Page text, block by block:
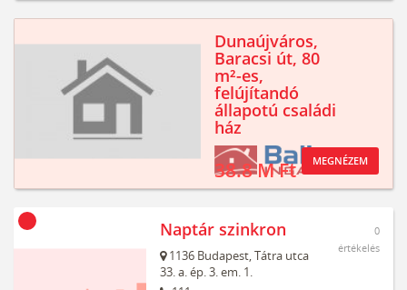
Dunaújváros,
Baracsi út, 80
m²-es,
felújítandó
állapotú családi
ház
38.8 M Ft MEGNÉZEM
Naptár szinkron
1136 Budapest,Tátra utca
33. a. ép. 3. em. 1.
0
értékelés